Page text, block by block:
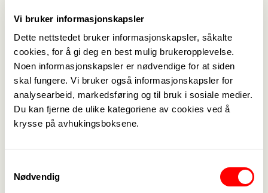
Vi bruker informasjonskapsler
Dette nettstedet bruker informasjonskapsler, såkalte
cookies, for å gi deg en best mulig brukeropplevelse.
Noen informasjonskapsler er nødvendige for at siden
skal fungere. Vi bruker også informasjonskapsler for
analysearbeid, markedsføring og til bruk i sosiale medier.
Du kan fjerne de ulike kategoriene av cookies ved å
krysse på avhukingsboksene.
Nødvendig
Publisert 13. jan. 2026
Årsmøte avholdes 19.01.2026 på Ahus
Nordbyhagen kl. 16:00 i auditoriet frontbygg
hovedinngangen. Enkel bevertning fra møtestart.
Årsmøtedokumenter finnes her